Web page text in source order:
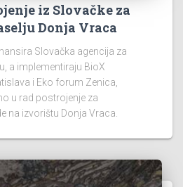
iz Slovačke za
Donja Vraca
Slovačka agencija za
a implementiraju BioX
i Eko forum Zenica,
u rad postrojenje za
na izvorištu Donja Vraca.